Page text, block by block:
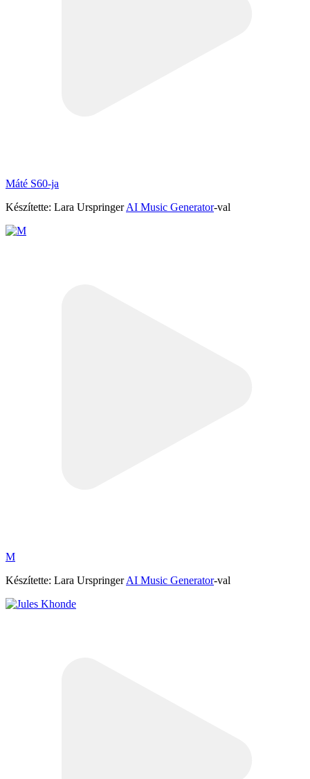
Máté S60-ja
Készítette: Lara UrspringerAI Music Generator-val
M
Készítette: Lara UrspringerAI Music Generator-val